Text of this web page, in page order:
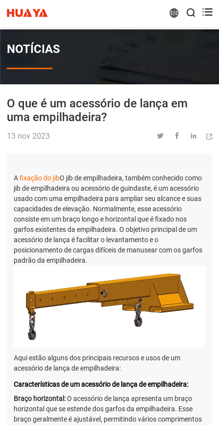
 
NOTÍCIAS
O que é um acessório de lança em
uma empilhadeira?
13 nov 2023    
Afixação do jibO jib de empilhadeira, também conhecido como
jib de empilhadeira ou acessório de guindaste, é um acessório
usado com uma empilhadeira para ampliar seu alcance e suas
capacidades de elevação. Normalmente, esse acessório
consiste em um braço longo e horizontal que é fixado nos
garfos existentes da empilhadeira. O objetivo principal de um
acessório de lança é facilitar o levantamento e o
posicionamento de cargas difíceis de manusear com os garfos
padrão da empilhadeira.
Aqui estão alguns dos principais recursos e usos de um
acessório de lança de empilhadeira:
Características de um acessório de lança de empilhadeira:
Braço horizontal:O acessório de lança apresenta um braço
horizontal que se estende dos garfos da empilhadeira. Esse
braço geralmente é ajustável, permitindo vários comprimentos